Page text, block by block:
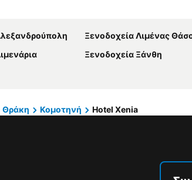
Ξενοδοχεία Λιμένας
Ξενοδοχεία Ξάνθη
Θράκη Κομοτηνή Hotel Xenia